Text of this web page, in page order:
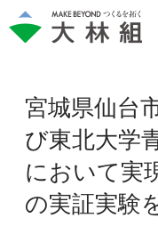
宮城県仙台
び東北大学
において実
の実証実験